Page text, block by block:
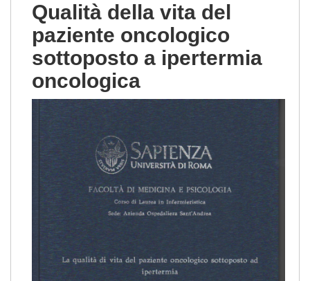
Qualità della vita del
paziente oncologico
sottoposto a ipertermia
oncologica